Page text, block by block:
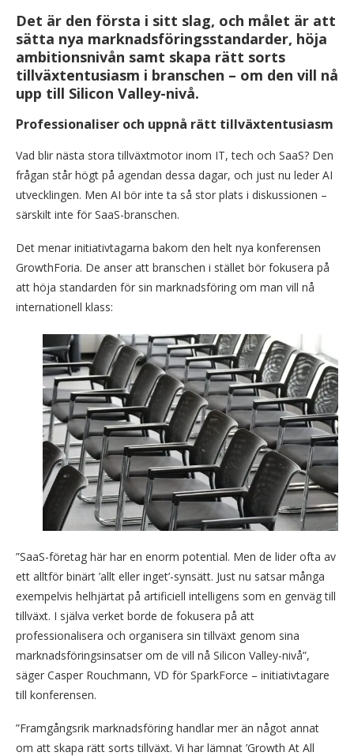
Det är den första i sitt slag, och målet är att
sätta nya marknadsföringsstandarder, höja
ambitionsnivån samt skapa rätt sorts
tillväxtentusiasm i branschen – om den vill nå
upp till Silicon Valley-nivå.
Professionaliser och uppnå rätt tillväxtentusiasm
Vad blir nästa stora tillväxtmotor inom IT, tech och SaaS? Den
frågan står högt på agendan dessa dagar, och just nu leder AI
utvecklingen. Men AI bör inte ta så stor plats i diskussionen –
särskilt inte för SaaS-branschen.
Det menar initiativtagarna bakom den helt nya konferensen
GrowthForia. De anser att branschen i stället bör fokusera på
att höja standarden för sin marknadsföring om man vill nå
internationell klass:
”SaaS-företag här har en enorm potential. Men de lider ofta av
ett alltför binärt ’allt eller inget’-synsätt. Just nu satsar många
exempelvis helhjärtat på artificiell intelligens som en genväg till
tillväxt. I själva verket borde de fokusera på att
professionalisera och organisera sin tillväxt genom sina
marknadsföringsinsatser om de vill nå Silicon Valley-nivå”,
säger Casper Rouchmann, VD för SparkForce – initiativtagare
till konferensen.
”Framgångsrik marknadsföring handlar mer än något annat
om att skapa rätt sorts tillväxt. Vi har lämnat ’Growth At All